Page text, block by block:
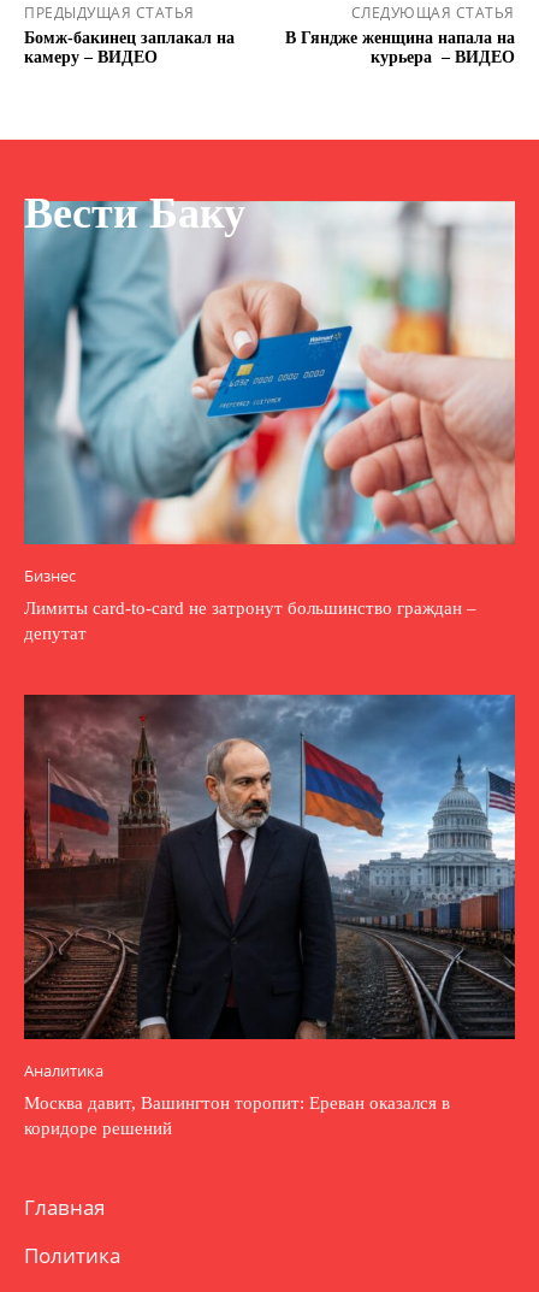
ПРЕДЫДУЩАЯ СТАТЬЯ
Бомж-бакинец заплакал на
камеру – ВИДЕО
СЛЕДУЮЩАЯ СТАТЬЯ
В Гяндже женщина напала на
курьера – ВИДЕО
Вести Баку
Бизнес
Лимиты card-to-card не затронут большинство граждан –
депутат
Аналитика
Москва давит, Вашингтон торопит: Ереван оказался в
коридоре решений
Главная
Политика